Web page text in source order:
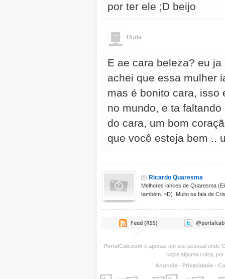
por ter ele ;D beijo
Duda
E ae cara beleza? eu
achei que essa mulher
mas é bonito cara, isso
no mundo, e ta
do cara, um bom
que você esteja bem ..
Ricardo Quaresma
Melhores lances de Quaresma
também. =D) Muito se fala de
PortalCab.com é apenas um site pessoal onde
copie alguma coisa,
Anuncie - Privacidade -